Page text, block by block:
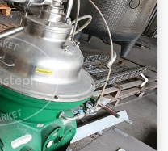
x Y 2.550 mm Boş
Evet Not:
Konteyner,
kumanda panosu,
Kullanılmış Fiyat: Talep